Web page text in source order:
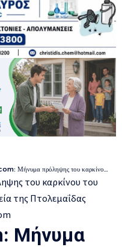
καρκίνου του Μαστού από την κεντρική πλατεία της Πτολεμαΐδας (βίντεο – εικόνες)
Μήνυμα